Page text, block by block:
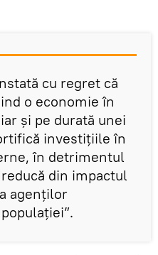
cu regret că
o economie în
și pe durată unei
investițiile în
în detrimentul
din impactul
agenților